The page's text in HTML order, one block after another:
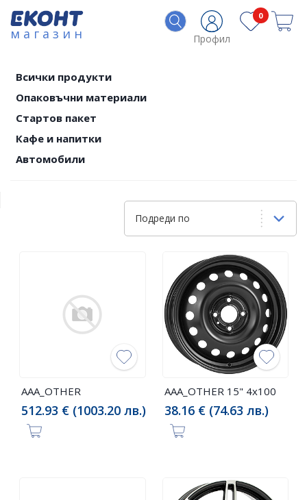
магазин Профил
0
Всички продукти
Опаковъчни материали
Стартов пакет
Кафе и напитки
Автомобили
Подреди по
AAA_OTHER
512.93 € (1003.20 лв.)
AAA_OTHER 15" 4x100
38.16 € (74.63 лв.)